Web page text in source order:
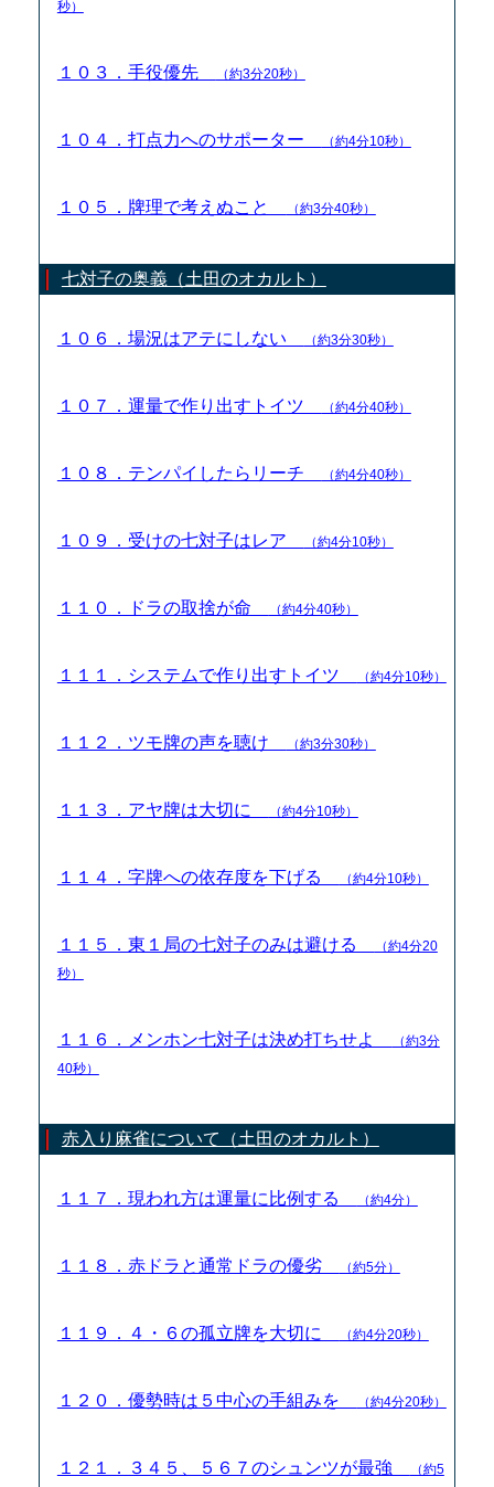
秒）
１０３．手役優先 （約3分20秒）
１０４．打点力へのサポーター （約4分10秒）
１０５．牌理で考えぬこと （約3分40秒）
七対子の奥義（土田のオカルト）
１０６．場況はアテにしない （約3分30秒）
１０７．運量で作り出すトイツ （約4分40秒）
１０８．テンパイしたらリーチ （約4分40秒）
１０９．受けの七対子はレア （約4分10秒）
１１０．ドラの取捨が命 （約4分40秒）
１１１．システムで作り出すトイツ （約4分10秒）
１１２．ツモ牌の声を聴け （約3分30秒）
１１３．アヤ牌は大切に （約4分10秒）
１１４．字牌への依存度を下げる （約4分10秒）
１１５．東１局の七対子のみは避ける
（約4分20
秒）
１１６．メンホン七対子は決め打ちせよ
（約3分
40秒）
赤入り麻雀について（土田のオカルト）
１１７．現われ方は運量に比例する （約4分）
１１８．赤ドラと通常ドラの優劣 （約5分）
１１９．４・６の孤立牌を大切に （約4分20秒）
１２０．優勢時は５中心の手組みを （約4分20秒）
１２１．３４５、５６７のシュンツが最強
（約5